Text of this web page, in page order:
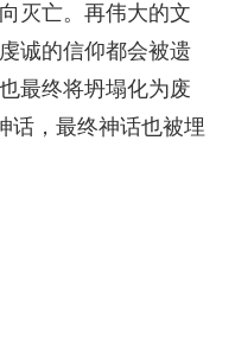
灭亡。再伟大的文
诚的信仰都会被遗
最终将坍塌化为废
话，最终神话也被埋